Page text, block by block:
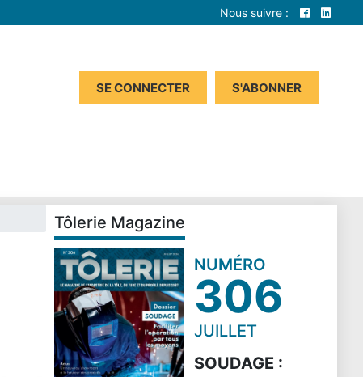
Nous suivre :
SE CONNECTER S'ABONNER
Tôlerie Magazine
NUMÉRO
306
JUILLET
SOUDAGE :